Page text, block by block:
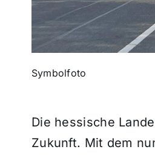
Symbolfoto
Die hessische
Zukunft. Mit dem